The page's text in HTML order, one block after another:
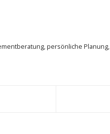
,persönliche Planung,